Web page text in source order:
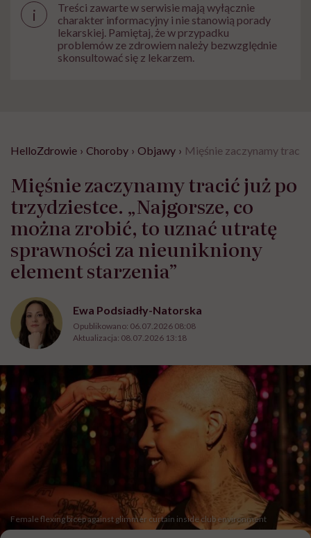
i
Treści zawarte w serwisie mają wyłącznie
charakter informacyjny i nie stanowią porady
lekarskiej. Pamiętaj, że w przypadku
problemów ze zdrowiem należy bezwzględnie
skonsultować się z lekarzem.
HelloZdrowie › Choroby › Objawy › Mięśnie zaczynamy tracić
Mięśnie zaczynamy tracić już po
trzydziestce. „Najgorsze, co
można zrobić, to uznać utratę
sprawności za nieunikniony
element starzenia”
Ewa Podsiadły-Natorska
Opublikowano: 06.07.2026 08:08
Aktualizacja: 08.07.2026 13:18
Female flexing bicep against glimmer curtain inside club environment